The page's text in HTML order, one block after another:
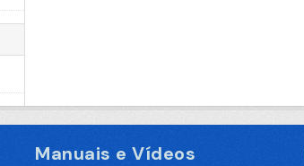
Manuais e Vídeos